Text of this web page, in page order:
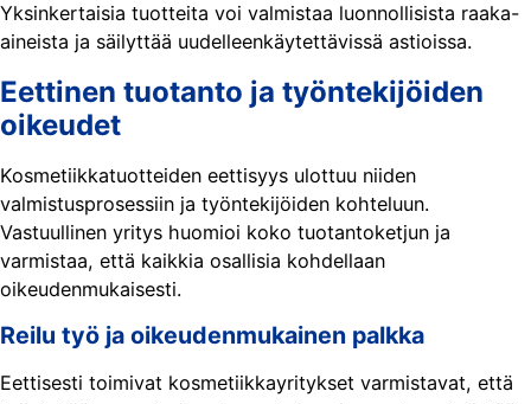
Yksinkertaisia tuotteita voi valmistaa luonnollisista raaka-
aineista ja säilyttää uudelleenkäytettävissä astioissa.
Eettinen tuotanto ja työntekijöiden
oikeudet
Kosmetiikkatuotteiden eettisyys ulottuu niiden
valmistusprosessiin ja työntekijöiden kohteluun.
Vastuullinen yritys huomioi koko tuotantoketjun ja
varmistaa, että kaikkia osallisia kohdellaan
oikeudenmukaisesti.
Reilu työ ja oikeudenmukainen palkka
Eettisesti toimivat kosmetiikkayritykset varmistavat, että